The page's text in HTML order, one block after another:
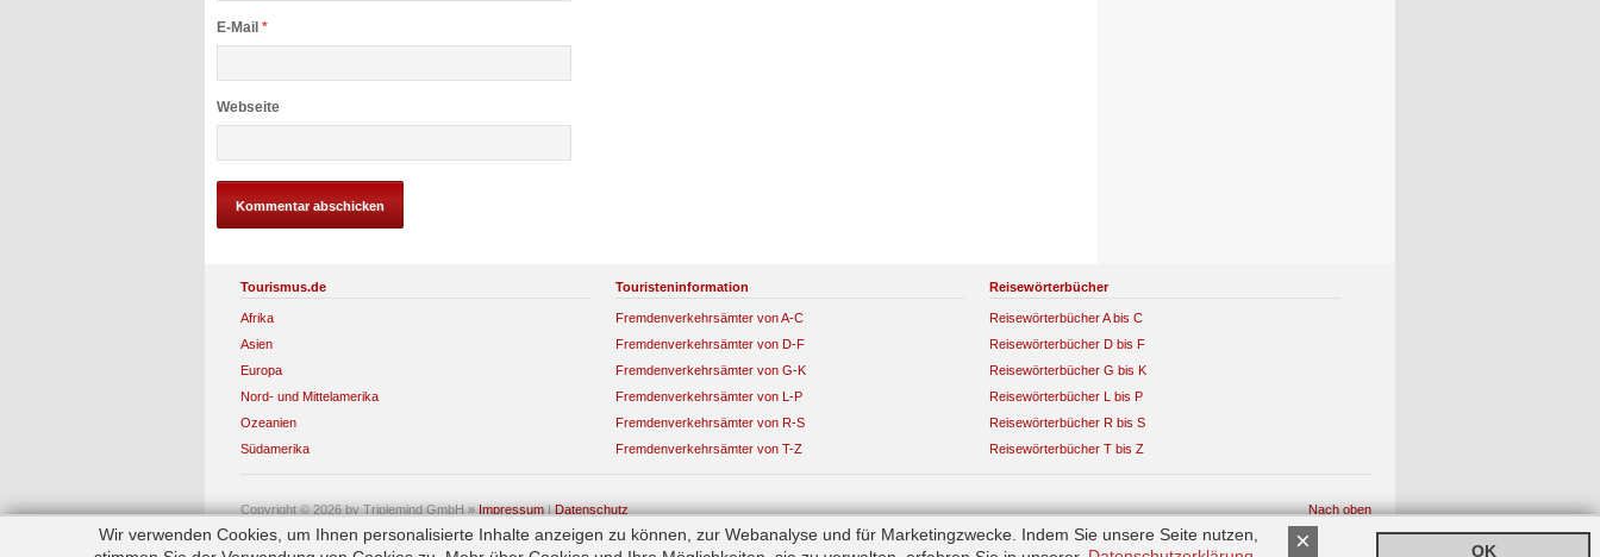
E-Mail *
Webseite
Tourismus.de
Afrika
Asien
Europa
Nord- und Mittelamerika
Ozeanien
Südamerika
Touristeninformation
Fremdenverkehrsämter von A-C
Fremdenverkehrsämter von D-F
Fremdenverkehrsämter von G-K
Fremdenverkehrsämter von L-P
Fremdenverkehrsämter von R-S
Fremdenverkehrsämter von T-Z
Reisewörterbücher
Reisewörterbücher A bis C
Reisewörterbücher D bis F
Reisewörterbücher G bis K
Reisewörterbücher L bis P
Reisewörterbücher R bis S
Reisewörterbücher T bis Z
Copyright © 2026 by Triplemind GmbH » Impressum|Datenschutz Nach oben
×
Wir verwenden Cookies, um Ihnen personalisierte Inhalte anzeigen zu können, zur Webanalyse und für Marketingzwecke. Indem Sie unsere Seite nutzen,
OK